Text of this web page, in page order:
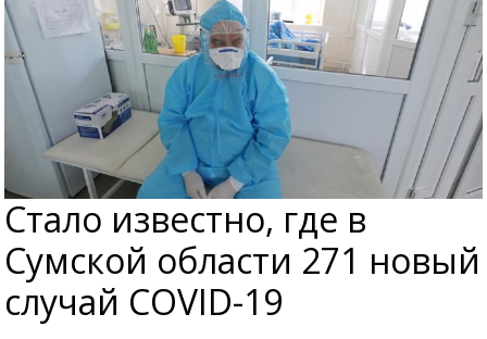
Стало известно, где в
Сумской области 271 новый
случай COVID-19